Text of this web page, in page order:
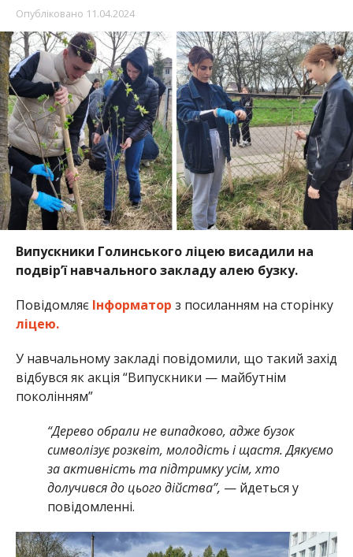
Опубліковано 11.04.2024
Випускники Голинського ліцею висадили на
подвір’ї навчального закладу алею бузку.
Повідомляє Інформатор з посиланням на сторінку
ліцею.
У навчальному закладі повідомили, що такий захід
відбувся як акція “Випускники — майбутнім
поколінням”
“Дерево обрали не випадково, адже бузок
символізує розквіт, молодість і щастя. Дякуємо
за активність та підтримку усім, хто
долучився до цього дійства”, — йдеться у
повідомленні.